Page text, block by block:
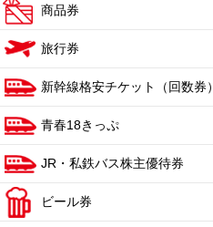
商品券
旅行券
新幹線格安チケット（回数券）
青春18きっぷ
JR・私鉄バス株主優待券
ビール券